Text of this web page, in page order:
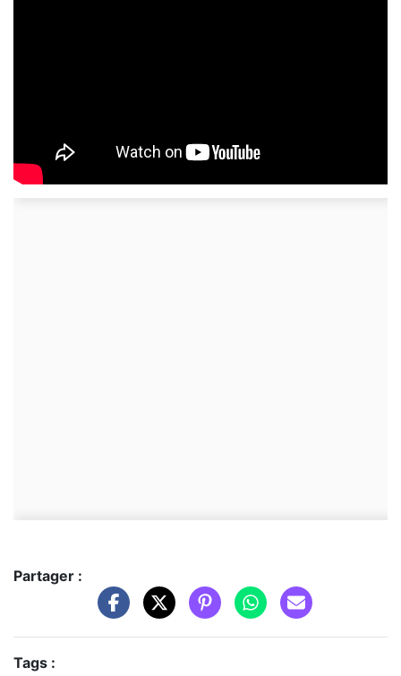
Partager :
Tags :